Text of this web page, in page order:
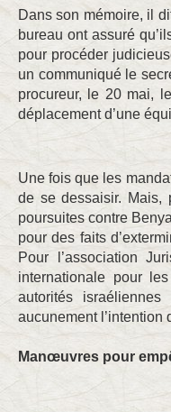
Dans son mémoire, il
bureau ont assuré
pour procéder
un communiqué le
procureur, le 20 mai,
déplacement d’une
Une fois que les
de se dessaisir. Mais,
poursuites contre
pour des faits
Pour l’association
internationale pour
autorités
aucunement l’intention
Manœuvres pour